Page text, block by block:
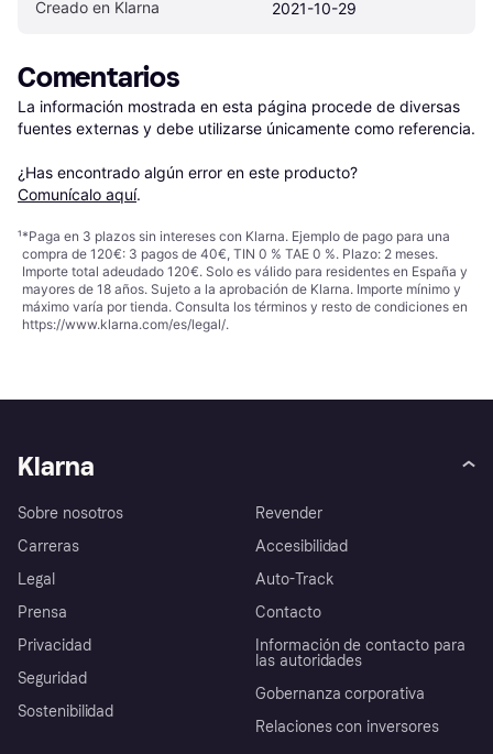
Creado en Klarna 2021-10-29
Comentarios
La información mostrada en esta página procede de diversas
fuentes externas y debe utilizarse únicamente como referencia.
¿Has encontrado algún error en este producto?
Comunícalo aquí.
¹*Paga en 3 plazos sin intereses con Klarna. Ejemplo de pago para una
compra de 120€: 3 pagos de 40€, TIN 0 % TAE 0 %. Plazo: 2 meses.
Importe total adeudado 120€. Solo es válido para residentes en España y
mayores de 18 años. Sujeto a la aprobación de Klarna. Importe mínimo y
máximo varía por tienda. Consulta los términos y resto de condiciones en
https://www.klarna.com/es/legal/.
Klarna
Sobre nosotros
Carreras
Legal
Prensa
Privacidad
Seguridad
Sostenibilidad
Revender
Accesibilidad
Auto-Track
Contacto
Información de contacto para
las autoridades
Gobernanza corporativa
Relaciones con inversores